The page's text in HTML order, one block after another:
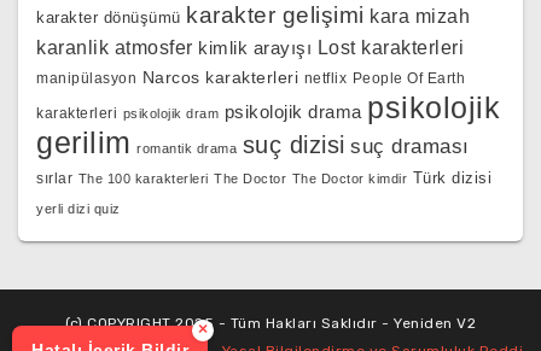
karakter dönüşümü karakter gelişimi kara mizah
karanlik atmosfer kimlik arayışı Lost karakterleri
manipülasyon Narcos karakterleri netflix People Of Earth
karakterleri psikolojik dram psikolojik drama psikolojik
gerilim romantik drama suç dizisi suç draması
sırlar The 100 karakterleri The Doctor The Doctor kimdir Türk dizisi
yerli dizi quiz
(c) COPYRIGHT 2025 - Tüm Hakları Saklıdır - Yeniden V2
×